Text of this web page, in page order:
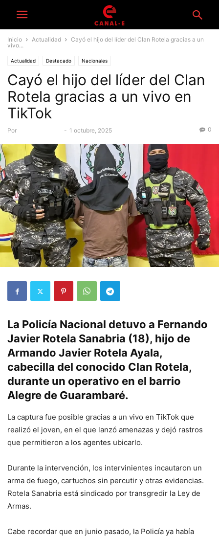
Inicio Actualidad
Cayó el hijo del líder del Clan Rotela gracias a un
vivo...
Actualidad Destacado Nacionales
Cayó el hijo del líder del Clan
Rotela gracias a un vivo en
TikTok
Por - 1 octubre, 2025 0
La Policía Nacional detuvo a Fernando
Javier Rotela Sanabria (18), hijo de
Armando Javier Rotela Ayala,
cabecilla del conocido Clan Rotela,
durante un operativo en el barrio
Alegre de Guarambaré.
La captura fue posible gracias a un vivo en TikTok que
realizó el joven, en el que lanzó amenazas y dejó rastros
que permitieron a los agentes ubicarlo.
Durante la intervención, los intervinientes incautaron un
arma de fuego, cartuchos sin percutir y otras evidencias.
Rotela Sanabria está sindicado por transgredir la Ley de
Armas.
Cabe recordar que en junio pasado, la Policía ya había